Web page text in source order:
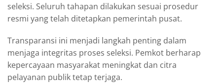
seleksi. Seluruh tahapan dilakukan sesuai prosedur
resmi yang telah ditetapkan pemerintah pusat.
Transparansi ini menjadi langkah penting dalam
menjaga integritas proses seleksi. Pemkot berharap
kepercayaan masyarakat meningkat dan citra
pelayanan publik tetap terjaga.